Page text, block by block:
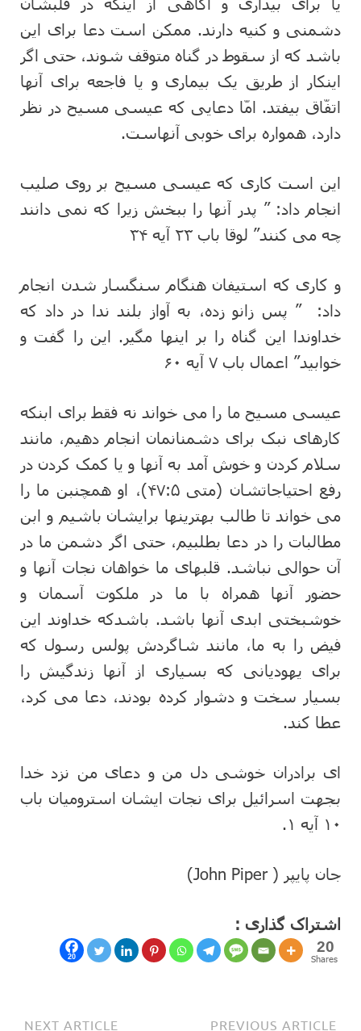
دشمنی و کنیه دارند. ممکن است دعا برای این
باشد که از سقوط در گناه متوقف شوند، حتی اگر
اینکار از طریق یک بیماری و یا فاجعه برای آنها
اتفّاق بیفتد. امّا دعایی که عیسی مسیح در نظر
دارد، همواره برای خوبی آنهاست.
این است کاری که عیسی مسیح بر روی صلیب
انجام داد: ” پدر آنها را ببخش زیرا که نمی دانند
چه می کنند” لوقا باب ۲۳ آیه ۳۴
و کاری که استیفان هنگام سنگسار شدن انجام
داد: ” پس زانو زده، به آواز بلند ندا در داد که
خداوندا این گناه را بر اینها مگیر. این را گفت و
خوابید” اعمال باب ۷ آیه ۶۰
عیسی مسیح ما را می خواند نه فقط برای ابنکه
کارهای نبک برای دشمنانمان انجام دهیم، مانند
سلام کردن و خوش آمد به آنها و یا کمک کردن در
رفع احتیاجاتشان (متی ۴۷:۵)، او همچنبن ما را
می خواند تا طالب بهترینها برایشان باشیم و ابن
مطالبات را در دعا بطلبیم، حتی اگر دشمن ما در
آن حوالی نباشد. قلبهای ما خواهان نجات آنها و
حضور آنها همراه با ما در ملکوت آسمان و
خوشبختی ابدی آنها باشد. باشدکه خداوند این
فیض را به ما، مانند شاگردش پولس رسول که
برای یهودیانی که بسیاری از آنها زندگیش را
بسیار سخت و دشوار کرده بودند، دعا می کرد،
عطا کند.
ای برادران خوشی دل من و دعای من نزد خدا
بجهت اسرائیل برای نجات ایشان استرومیان باب
۱۰ آیه ۱.
جان پایپر ( John Piper)
اشتراک گذاری :
20
20
Shares
PREVIOUS ARTICLE
NEXT ARTICLE